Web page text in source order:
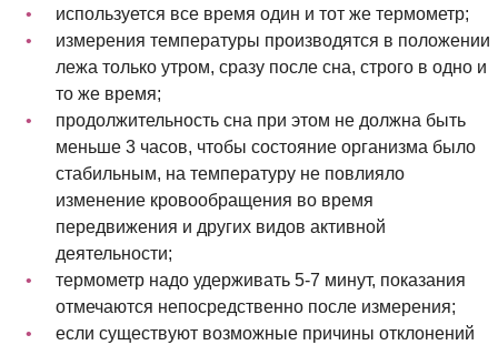
используется все время один и тот же термометр;
измерения температуры производятся в положении
лежа только утром, сразу после сна, строго в одно и
то же время;
продолжительность сна при этом не должна быть
меньше 3 часов, чтобы состояние организма было
стабильным, на температуру не повлияло
изменение кровообращения во время
передвижения и других видов активной
деятельности;
термометр надо удерживать 5-7 минут, показания
отмечаются непосредственно после измерения;
если существуют возможные причины отклонений